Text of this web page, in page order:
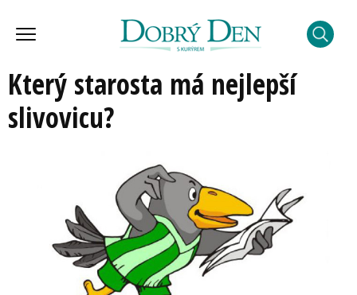
Který starosta má nejlepší
slivovicu?